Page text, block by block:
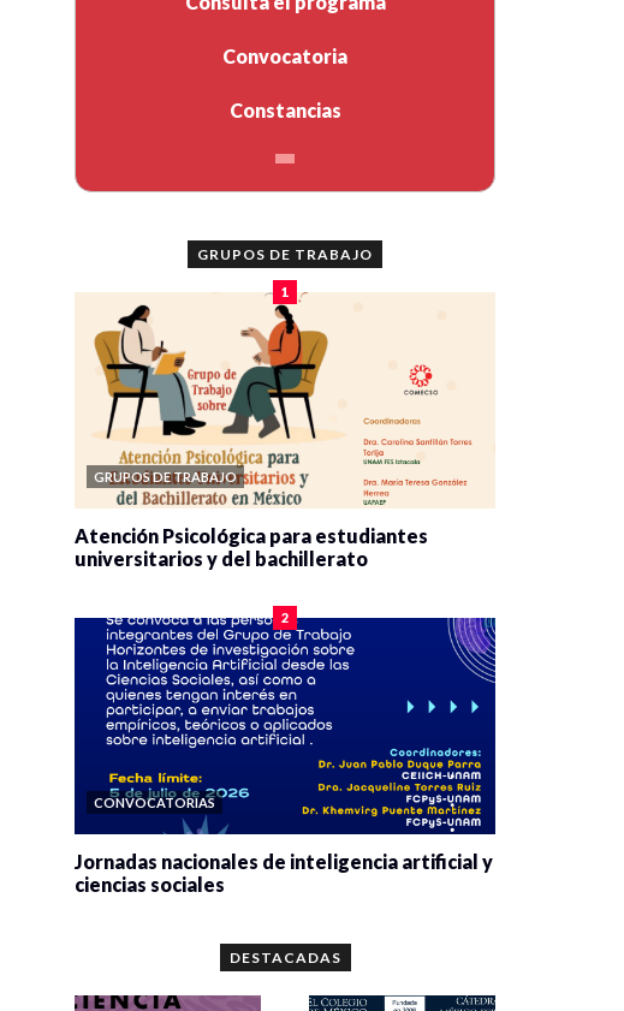
Convocatoria
Constancias
GRUPOS DE TRABAJO
1
GRUPOS DE TRABAJO
Atención Psicológica para estudiantes
universitarios y del bachillerato
2
CONVOCATORIAS
Jornadas nacionales de inteligencia artificial y
ciencias sociales
DESTACADAS